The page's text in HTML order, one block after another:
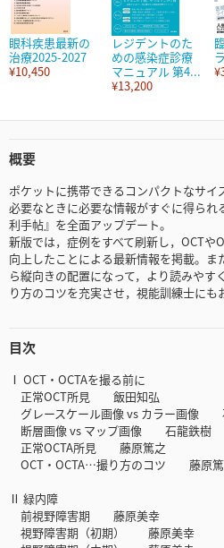
眼科疾患最新の
治療2025-2027
¥10,450
レジデントのた
めの感染症診療
マニュアル 第4...
¥13,200
概要
ポケットに携帯できるコンパクトなサ
必要なときに必要な情報がすぐに得られ
利手帖』を全面アップデート。
新版では，症例をすべて刷新し，OCTや
向上したことによる最新情報を掲載。
ら縦向きの配置になって，より読みや
り方のコツを充実させ，視能訓練士にも
目次
Ⅰ OCT・OCTAを撮る前に
正常OCT所見 飯田知弘
グレースケール画像 vs カラー画像
断層画像 vs マップ画像 石龍鉄樹
正常OCTA所見 藤原篤之
OCT・OCTA…撮り方のコツ 藤原
Ⅱ 緑内障
前視野障害期 藤原美幸
視野障害期（初期） 藤原美幸